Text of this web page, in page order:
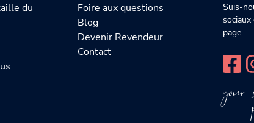
du
Foire aux questions
Blog
Devenir Revendeur
Contact
Suis-
page.
your